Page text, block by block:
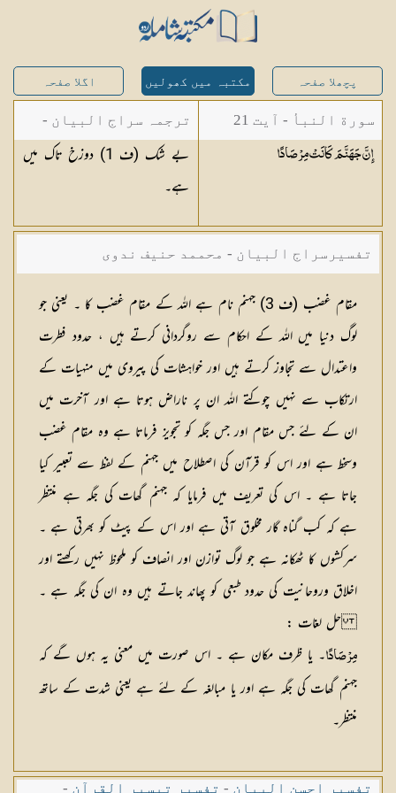
پچھلا صفحہ مکتبہ میں کھولیں اگلا صفحہ
سورة النبأ - آیت 21
إِنَّ جَهَنَّمَ كَانَتْمِرْصَادًا
ترجمہ سراج البیان -
مستفاد از ترجمتین
شاہ عبدالقادر دھلوی/
شاہ رفیع الدین دھلوی
بے شک (ف 1) دوزخ تاک میں
ہے۔
تفسیرسراج البیان - محممد حنیف ندوی
مقام غضب (ف 3
) جہنم نام ہے اللہ کے مقام غضب کا ۔ یعنی جو
لوگ دنیا میں اللہ کے احکام سے روگردانی کرتے ہیں ، حدود فطرت
واعتدال سے تجاوز کرتے ہیں اور خواہشات کی پیروی میں منہیات کے
ارتکاب سے نہیں چوکتے اللہ ان پر ناراض ہوتا ہے اور آخرت میں
ان کے لئے جس مقام اور جس جگہ کو تجویز فرماتا ہے وہ مقام غضب
وسخط ہے اور اس کو قرآن کی اصطلاح میں جہنم کے لفظ سے تعبیر کیا
جاتا ہے ۔ اس کی تعریف میں فرمایا کہ جہنم گھات کی جگہ ہے منتظر
ہے کہ کب گناہ گار مخلوق آتی ہے اور اس کے پیٹ کو بھرتی ہے ۔
سرکشوں کا ٹھکانہ ہے جو لوگ توازن اور انصاف کو ملحوظ نہیں رکھتے اور
اخلاق وروحانیت کی حدود طبعی کو پھاند جاتے ہیں وہ ان کی جگہ ہے ۔
حل لغات :
مِرْصَادًا۔ یا ظرف مکان ہے ۔ اس صورت میں معنی یہ ہوں گے کہ
جہنم گھات کی جگہ ہے اور یا مبالغہ کے لئے ہے یعنی شدت کے ساتھ
منتظر۔
تفسیر احسن البیان - تفسیر تیسیر القرآن -